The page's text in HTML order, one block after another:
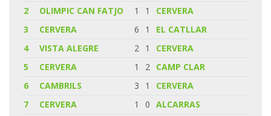
2
OLIMPIC CAN FATJO 1 1
CERVERA
3
CERVERA 6 1
EL CATLLAR
4
VISTA ALEGRE 2 1
CERVERA
5
CERVERA 1 2
CAMP CLAR
6
CAMBRILS 3 1
CERVERA
7
CERVERA 1 0 ALCARRAS